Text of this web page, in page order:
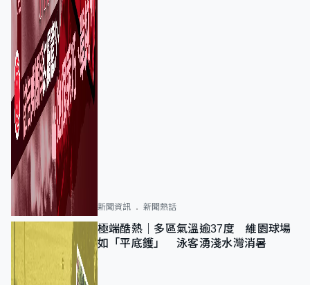
新聞資訊 新聞熱話
極端酷熱｜多區氣溫逾37度 維園球場
如「平底鑊」 泳客湧淺水灣消暑